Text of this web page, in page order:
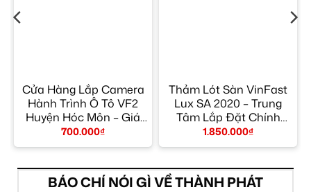
Cửa Hàng Lắp Camera
Hành Trình Ô Tô VF2
Huyện Hóc Môn – Giá
Tốt TPHCM
700.000₫
Thảm Lót Sàn VinFast
Lux SA 2020 – Trung
Tâm Lắp Đặt Chính
Hãng TPHCM
1.850.000₫
BÁO CHÍ NÓI GÌ VỀ THÀNH PHÁT